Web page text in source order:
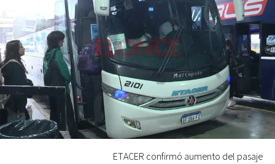
ETACER confirmó aumento del pasaje